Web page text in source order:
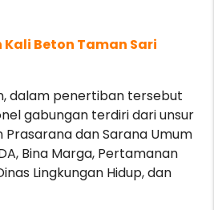
Beton Taman Sari
dalam penertiban tersebut
gabungan terdiri dari unsur
dan Sarana Umum
Bina Marga, Pertamanan
Lingkungan Hidup, dan